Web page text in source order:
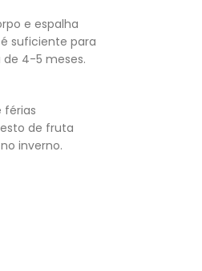
e espalha
suficiente para
4-5 meses.
férias
de fruta
inverno.